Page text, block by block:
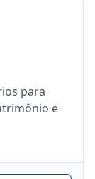
para
e